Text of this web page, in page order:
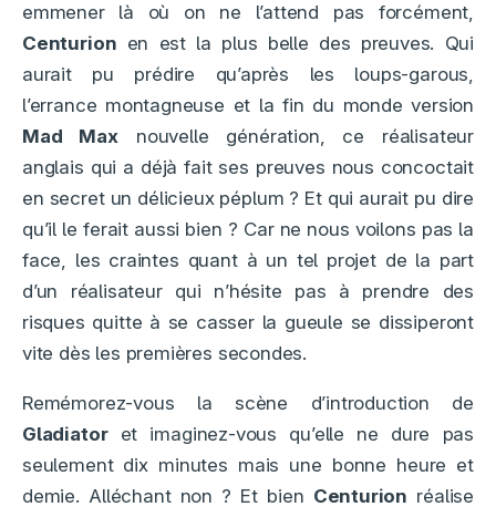
emmener là où on ne l’attend pas forcément,
Centurion en est la plus belle des preuves. Qui
aurait pu prédire qu’après les loups-garous,
l’errance montagneuse et la fin du monde version
Mad Maxnouvelle génération, ce réalisateur
anglais qui a déjà fait ses preuves nous concoctait
en secret un délicieux péplum ? Et qui aurait pu dire
qu’il le ferait aussi bien ? Car ne nous voilons pas la
face, les craintes quant à un tel projet de la part
d’un réalisateur qui n’hésite pas à prendre des
risques quitte à se casser la gueule se dissiperont
vite dès les premières secondes.
Remémorez-vous la scène d’introduction de
Gladiatoret imaginez-vous qu’elle ne dure pas
seulement dix minutes mais une bonne heure et
demie. Alléchant non ? Et bien Centurion réalise